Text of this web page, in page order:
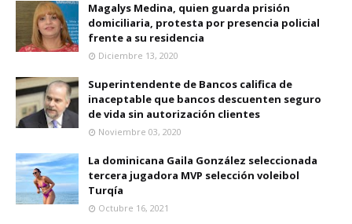
Magalys Medina, quien guarda prisión
domiciliaria, protesta por presencia policial
frente a su residencia
Diciembre 13, 2020
Superintendente de Bancos califica de
inaceptable que bancos descuenten seguro
de vida sin autorización clientes
Noviembre 03, 2020
La dominicana Gaila González seleccionada
tercera jugadora MVP selección voleibol
Turqía
Octubre 16, 2021